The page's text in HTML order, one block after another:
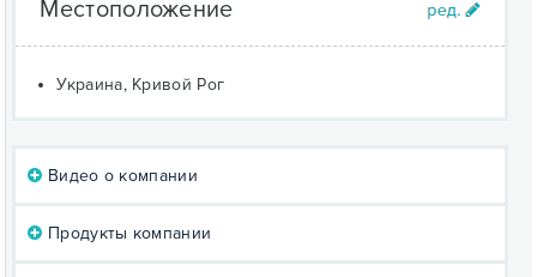
Местоположение
Украина, Кривой Рог
Видео о компании
Продукты компании